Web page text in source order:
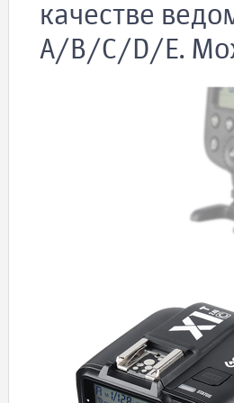
качестве
A/B/C/D/E.